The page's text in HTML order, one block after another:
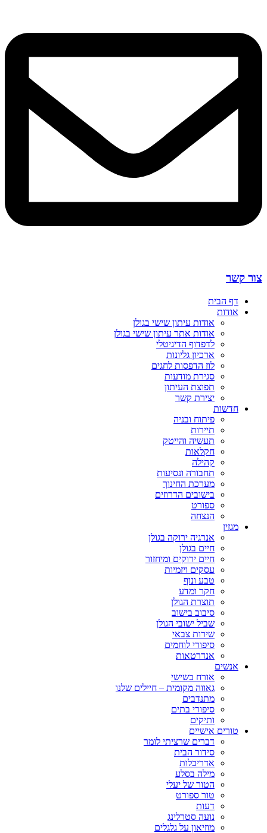
צור קשר
דף הבית
אודות
אודות עיתון שישי בגולן
אודות אתר עיתון שישי בגולן
לדפדוף הדיגיטלי
ארכיון גליונות
לוז הדפסות לחגים
סגירת מודעות
תפוצת העיתון
יצירת קשר
חדשות
פיתוח ובניה
תיירות
תעשיה והייטק
חקלאות
קהילה
תחבורה ונסיעות
מערכת החינוך
בישובים הדרוזים
ספורט
הנצחה
מגזין
אנרגיה ירוקה בגולן
חיים בגולן
חיים ירוקים ומיחזור
עסקים ויזמיות
טבע ונוף
חקר ומדע
תוצרת הגולן
סיבוב בישוב
שביל ישובי הגולן
שירות צבאי
סיפורי לוחמים
אנדרטאות
אנשים
אורח בשישי
גאווה מקומית – חיילים שלנו
מתנדבים
סיפורי בתים
ותיקים
טורים אישיים
דברים שרציתי לומר
סידור הבית
אדריכלות
מילה בסלע
הטור של יעלי
טור ספורט
דעות
נועה סטרלינג
מוזיאון על גלגלים